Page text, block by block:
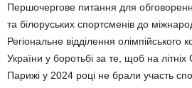
Першочергове питання для
та білоруських спортсменів до
Регіональне відділення олімпійського
України у боротьбі за те, щоб на літніх
Парижі у 2024 році не брали участь